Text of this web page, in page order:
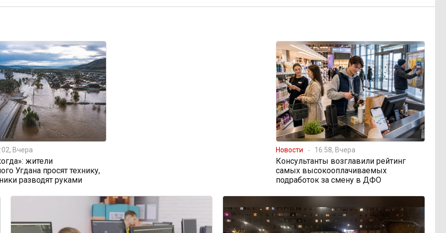
Вчера
жители
Угдана просят технику,
разводят руками
Новости 16:58, Вчера
Консультанты возглавили рейтинг
самых высокооплачиваемых
подработок за смену в ДФО